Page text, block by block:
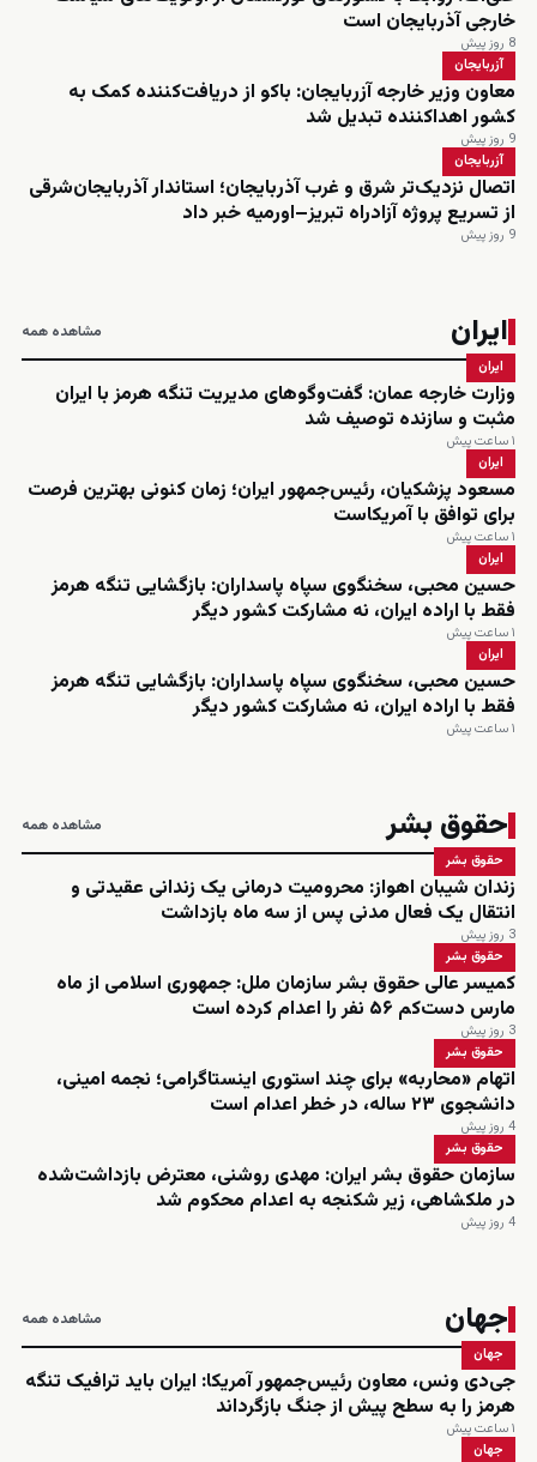
خارجی آذربایجان است
8 روز پیش
آزربایجان
معاون وزیر خارجه آزربایجان: باکو از دریافت‌کننده کمک به
کشور اهداکننده تبدیل شد
9 روز پیش
آزربایجان
اتصال نزدیک‌تر شرق و غرب آذربایجان؛ استاندار آذربایجان‌شرقی
از تسریع پروژه آزادراه تبریز–اورمیه خبر داد
9 روز پیش
ایران مشاهده همه
ایران
وزارت خارجه عمان: گفت‌وگوهای مدیریت تنگه هرمز با ایران
مثبت و سازنده توصیف شد
۱ ساعت پیش
ایران
مسعود پزشکیان، رئیس‌جمهور ایران؛ زمان کنونی بهترین فرصت
برای توافق با آمریکاست
۱ ساعت پیش
ایران
حسین محبی، سخنگوی سپاه پاسداران: بازگشایی تنگه هرمز
فقط با اراده ایران، نه مشارکت کشور دیگر
۱ ساعت پیش
ایران
حسین محبی، سخنگوی سپاه پاسداران: بازگشایی تنگه هرمز
فقط با اراده ایران، نه مشارکت کشور دیگر
۱ ساعت پیش
حقوق بشر مشاهده همه
حقوق بشر
زندان شیبان اهواز: محرومیت درمانی یک زندانی عقیدتی و
انتقال یک فعال مدنی پس از سه ماه بازداشت
3 روز پیش
حقوق بشر
کمیسر عالی حقوق بشر سازمان ملل: جمهوری اسلامی از ماه
مارس دست‌کم ۵۶ نفر را اعدام کرده است
3 روز پیش
حقوق بشر
اتهام «محاربه» برای چند استوری اینستاگرامی؛ نجمه امینی،
دانشجوی ۲۳ ساله، در خطر اعدام است
4 روز پیش
حقوق بشر
سازمان حقوق بشر ایران: مهدی روشنی، معترض بازداشت‌شده
در ملکشاهی، زیر شکنجه به اعدام محکوم شد
4 روز پیش
جهان مشاهده همه
جهان
جی‌دی ونس، معاون رئیس‌جمهور آمریکا: ایران باید ترافیک تنگه
هرمز را به سطح پیش از جنگ بازگرداند
۱ ساعت پیش
جهان